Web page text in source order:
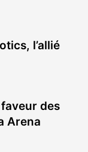
l’allié
des
Arena